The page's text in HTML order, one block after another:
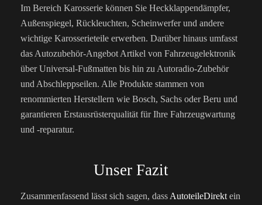
Im Bereich Karosserie können Sie Heckklappendämpfer,
Außenspiegel, Rückleuchten, Scheinwerfer und andere
wichtige Karosserieteile erwerben. Darüber hinaus umfasst
das Autozubehör-Angebot Artikel von Fahrzeugelektronik
über Universal-Fußmatten bis hin zu Autoradio-Zubehör
und Abschleppseilen. Alle Produkte stammen von
renommierten Herstellern wie Bosch, Sachs oder Beru und
garantieren Erstausrüsterqualität für Ihre Fahrzeugwartung
und -reparatur.
Unser Fazit
Zusammenfassend lässt sich sagen, dass AutoteileDirekt ein